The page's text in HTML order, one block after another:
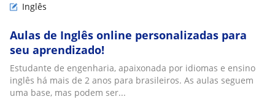
Inglês
Aulas de Inglês online personalizadas para
seu aprendizado!
Estudante de engenharia, apaixonada por idiomas e ensino
inglês há mais de 2 anos para brasileiros. As aulas seguem
uma base, mas podem ser...